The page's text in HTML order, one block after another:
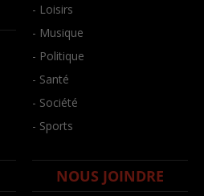
- Loisirs
- Musique
- Politique
- Santé
- Société
- Sports
NOUS JOINDRE